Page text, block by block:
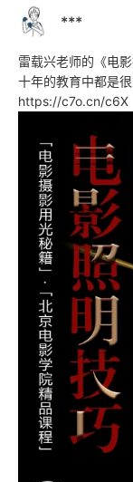
***
雷载兴老师的《电
十年的教育中都是
https://c7o.cn/c6X